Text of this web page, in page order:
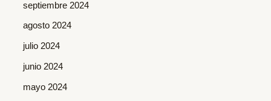
septiembre 2024
agosto 2024
julio 2024
junio 2024
mayo 2024